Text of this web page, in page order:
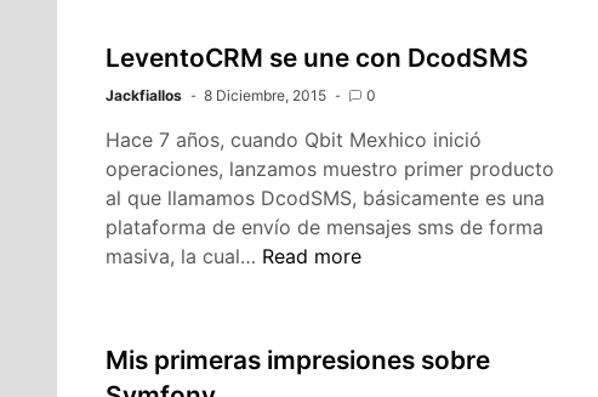
2
LeventoCRM se une con DcodSMS
Jackfiallos 8 Diciembre, 2015 0
Hace 7 años, cuando Qbit Mexhico inició
operaciones, lanzamos muestro primer producto
al que llamamos DcodSMS, básicamente es una
plataforma de envío de mensajes sms de forma
masiva, la cual… LeventoCRM
DcodSMS
Read more
Mis primeras impresiones sobre